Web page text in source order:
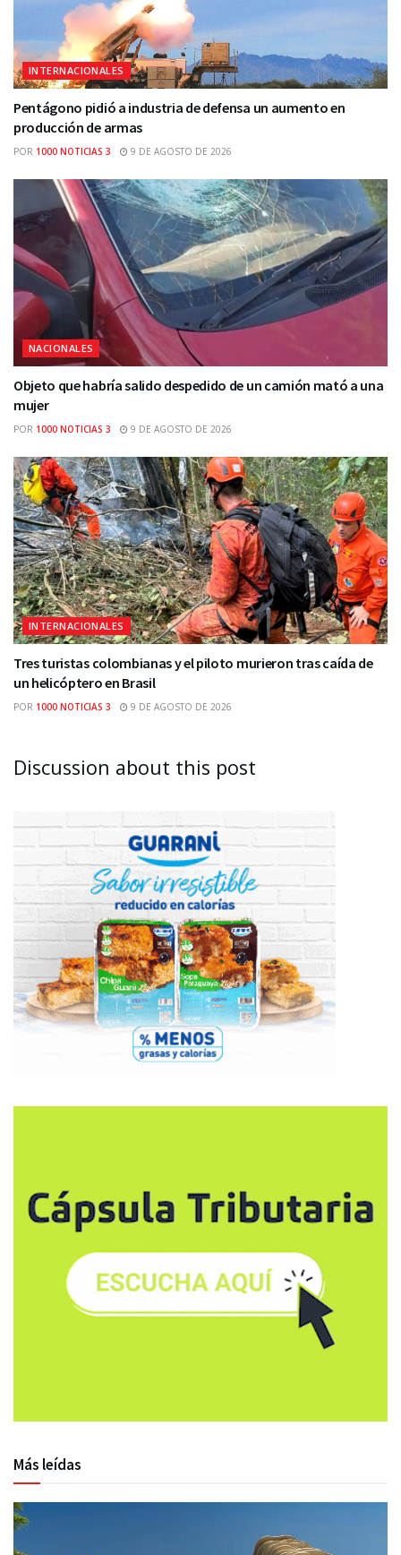
INTERNACIONALES
Pentágono pidió a industria de defensa un aumento en
producción de armas
POR 1000 NOTICIAS 3 9 DE AGOSTO DE 2026
NACIONALES
Objeto que habría salido despedido de un camión mató a una
mujer
POR 1000 NOTICIAS 3 9 DE AGOSTO DE 2026
INTERNACIONALES
Tres turistas colombianas y el piloto murieron tras caída de
un helicóptero en Brasil
POR 1000 NOTICIAS 3 9 DE AGOSTO DE 2026
Discussion about this post
Más leídas